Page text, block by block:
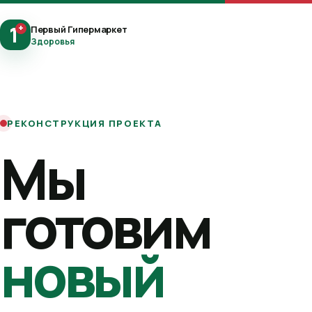
1+ Первый Гипермаркет
Здоровья
РЕКОНСТРУКЦИЯ ПРОЕКТА
Мы
готовим
новый